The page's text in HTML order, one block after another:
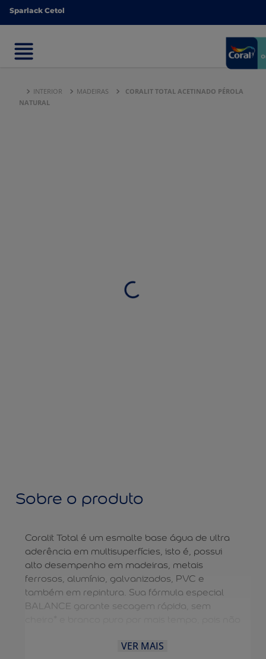
Sparlack Cetol
Sparlack Cetol
INTERIOR MADEIRAS
CORALIT TOTAL ACETINADO PÉROLA
NATURAL
Sobre o produto
Coralit Total é um esmalte base água de ultra
aderência em multisuperfícies, isto é, possui
alto desempenho em madeiras, metais
ferrosos, alumínio, galvanizados, PVC e
também em repintura. Sua fórmula especial
BALANCE garante secagem rápida, sem
diluição e limpeza das ferramentas são feitas
VER MAIS